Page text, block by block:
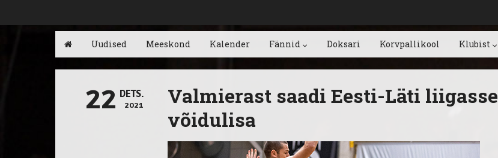
Uudised Meeskond Kalender Fännid Doksari Korvpallikool Klubist
22 DETS.
2021
Valmierast saadi Eesti-Läti liigasse
võidulisa